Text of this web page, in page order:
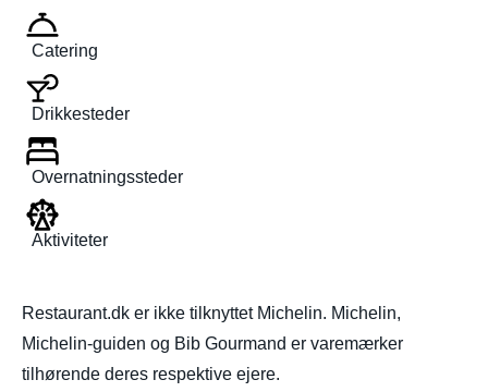
Catering
Drikkesteder
Overnatningssteder
Aktiviteter
Restaurant.dk er ikke tilknyttet Michelin. Michelin,
Michelin-guiden og Bib Gourmand er varemærker
tilhørende deres respektive ejere.